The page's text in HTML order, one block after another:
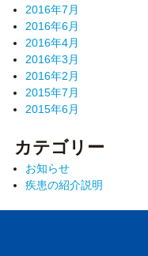
2016年7月
2016年6月
2016年4月
2016年3月
2016年2月
2015年7月
2015年6月
カテゴリー
お知らせ
疾患の紹介説明